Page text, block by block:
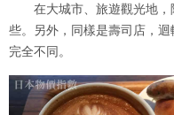
在大城市、旅遊觀光地，
些。另外，同樣是壽司店，
完全不同。